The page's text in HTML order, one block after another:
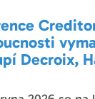
Decroix,